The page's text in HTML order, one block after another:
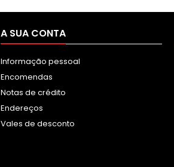
A SUA CONTA
Informação pessoal
Encomendas
Notas de crédito
Endereços
Vales de desconto